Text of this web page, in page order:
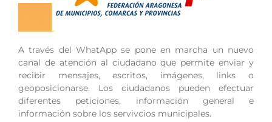
A través del WhatApp se pone en marcha un nuevo
canal de atención al ciudadano que permite enviar y
recibir mensajes, escritos, imágenes, links o
geoposicionarse. Los ciudadanos pueden efectuar
diferentes peticiones, información general e
información sobre los servivcios municipales.